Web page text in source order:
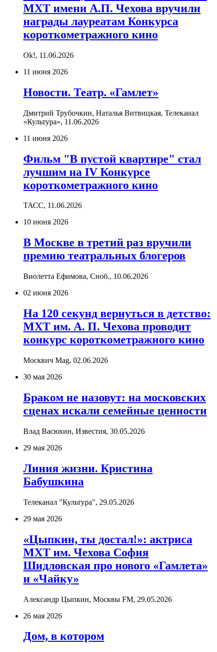
МХТ имени А.П. Чехова вручили
награды лауреатам Конкурса
короткометражного кино
Ok!, 11.06.2026
11 июня 2026
Новости. Театр. «Гамлет»
Дмитрий Трубочкин, Наталья Витвицкая, Телеканал
«Культура», 11.06.2026
11 июня 2026
Фильм "В пустой квартире" стал
лучшим на IV Конкурсе
короткометражного кино
ТАСС, 11.06.2026
10 июня 2026
В Москве в третий раз вручили
премию театральных блогеров
Виолетта Ефимова, Сноб., 10.06.2026
02 июня 2026
На 120 секунд вернуться в детство:
МХТ им. А. П. Чехова проводит
конкурс короткометражного кино
Москвич Mag, 02.06.2026
30 мая 2026
Браком не назовут: на московских
сценах искали семейные ценности
Влад Васюхин, Известия, 30.05.2026
29 мая 2026
Линия жизни. Кристина
Бабушкина
Телеканал "Культура", 29.05.2026
29 мая 2026
«Цыпкин, ты достал!»: актриса
МХТ им. Чехова София
Шидловская про нового «Гамлета»
и «Чайку»
Александр Цыпкин, Москвы FM, 29.05.2026
26 мая 2026
Дом, в котором